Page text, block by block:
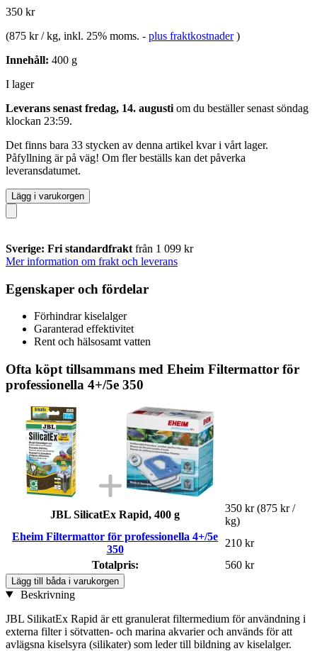
350 kr
(875 kr / kg, inkl. 25% moms. - plus fraktkostnader )
Innehåll: 400 g
I lager
Leverans senast fredag, 14. augusti om du beställer senast söndag
klockan 23:59.
Det finns bara 33 stycken av denna artikel kvar i vårt lager.
Påfyllning är på väg! Om fler beställs kan det påverka
leveransdatumet.
Lägg i varukorgen
Sverige: Fri standardfrakt från 1 099 kr
Mer information om frakt och leverans
Egenskaper och fördelar
Förhindrar kiselalger
Garanterad effektivitet
Rent och hälsosamt vatten
Ofta köpt tillsammans med Eheim Filtermattor för
professionella 4+/5e 350
JBL SilicatEx Rapid, 400 g
350 kr (875 kr /
kg)
Eheim Filtermattor för professionella 4+/5e
350
210 kr
Totalpris:
560 kr
Lägg till båda i varukorgen
Beskrivning
JBL SilikatEx Rapid är ett granulerat filtermedium för användning i
externa filter i sötvatten- och marina akvarier och används för att
avlägsna kiselsyra (silikater) som leder till bildning av kiselalger.